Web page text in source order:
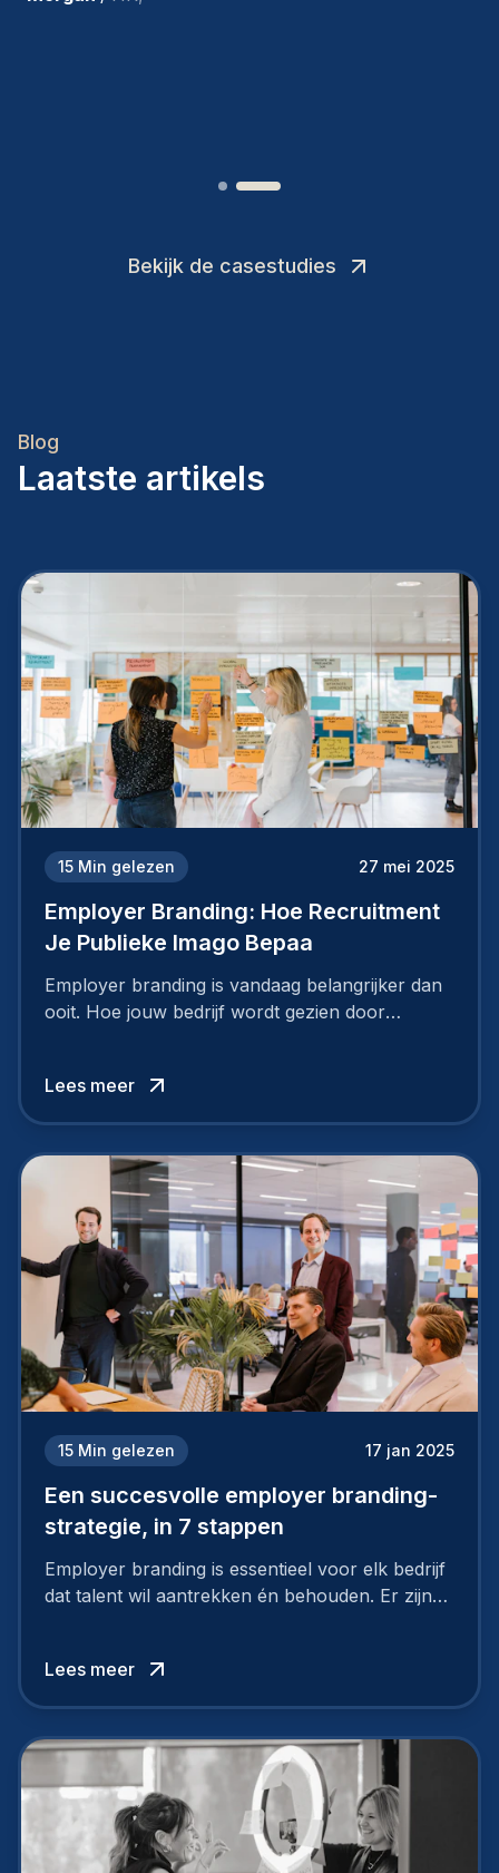
Bekijk de casestudies
Blog
Laatste artikels
15 Min gelezen 27 mei 2025
Employer Branding: Hoe Recruitment
Je Publieke Imago Bepaa
Employer branding is vandaag belangrijker dan
ooit. Hoe jouw bedrijf wordt gezien door
Lees meer
15 Min gelezen 17 jan 2025
Een succesvolle employer branding-
strategie, in 7 stappen
Employer branding is essentieel voor elk bedrijf
dat talent wil aantrekken én behouden. Er zijn
niet van vandaag op morgen. Hoe pak je dat
aan, starten met employer branding?
Lees meer